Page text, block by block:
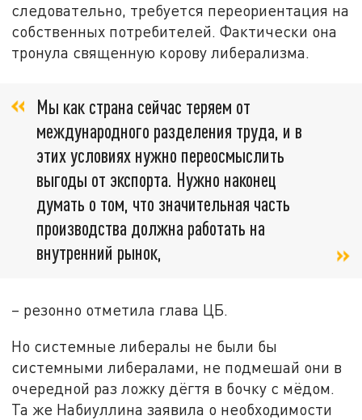
следовательно, требуется переориентация на
собственных потребителей. Фактически она
тронула священную корову либерализма.
Мы как страна сейчас теряем от
международного разделения труда, и в
этих условиях нужно переосмыслить
выгоды от экспорта. Нужно наконец
думать о том, что значительная часть
производства должна работать на
внутренний рынок,
– резонно отметила глава ЦБ.
Но системные либералы не были бы
системными либералами, не подмешай они в
очередной раз ложку дёгтя в бочку с мёдом.
Та же Набиуллина заявила о необходимости